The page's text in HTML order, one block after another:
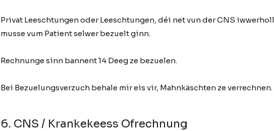
Privat Leeschtungen oder Leeschtungen, déi net vun der CNS
musse vum Patient selwer bezuelt ginn.
Rechnunge sinn bannent 14 Deeg ze bezuelen.
Bei Bezuelungsverzuch behale mir eis vir, Mahnkäschten ze verrechnen.
6. CNS / Krankekeess Ofrechnung